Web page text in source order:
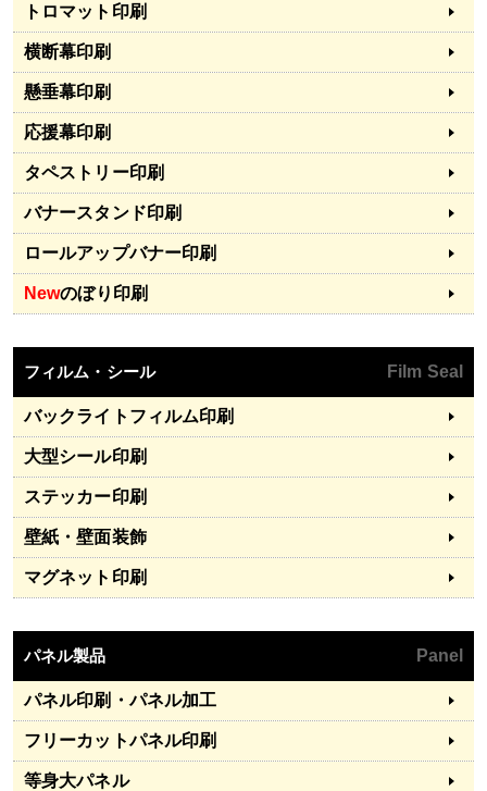
トロマット印刷
横断幕印刷
懸垂幕印刷
応援幕印刷
タペストリー印刷
バナースタンド印刷
ロールアップバナー印刷
Newのぼり印刷
フィルム・シール Film Seal
バックライトフィルム印刷
大型シール印刷
ステッカー印刷
壁紙・壁面装飾
マグネット印刷
パネル製品 Panel
パネル印刷・パネル加工
フリーカットパネル印刷
等身大パネル